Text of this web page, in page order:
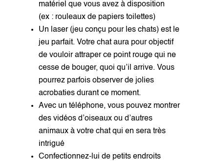
matériel que vous avez à disposition
(ex : rouleaux de papiers toilettes)
Un laser (jeu conçu pour les chats) est le
jeu parfait. Votre chat aura pour objectif
de vouloir attraper ce point rouge qui ne
cesse de bouger, quoi qu’il arrive. Vous
pourrez parfois observer de jolies
acrobaties durant ce moment.
Avec un téléphone, vous pouvez montrer
des vidéos d’oiseaux ou d’autres
animaux à votre chat qui en sera très
intrigué
Confectionnez-lui de petits endroits